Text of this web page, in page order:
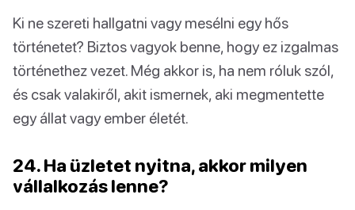
Ki ne szereti hallgatni vagy mesélni egy hős
történetet? Biztos vagyok benne, hogy ez izgalmas
történethez vezet. Még akkor is, ha nem róluk szól,
és csak valakiről, akit ismernek, aki megmentette
egy állat vagy ember életét.
24. Ha üzletet nyitna, akkor milyen
vállalkozás lenne?